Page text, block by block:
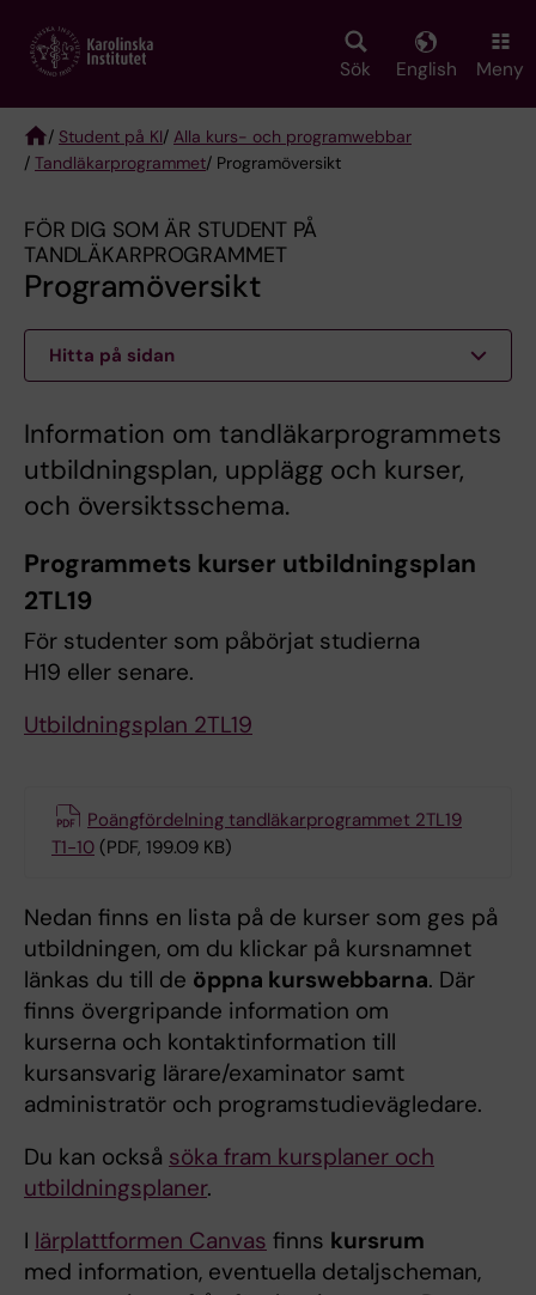
main
Sök English Meny
Breadcrumb
/ Student på KI/ Alla kurs- och programwebbar
/ Tandläkarprogrammet/ Programöversikt
FÖR DIG SOM ÄR STUDENT PÅ
TANDLÄKARPROGRAMMET
Programöversikt
Hitta på sidan
Information om tandläkarprogrammets
utbildningsplan, upplägg och kurser,
och översiktsschema.
Programmets kurser utbildningsplan
2TL19
För studenter som påbörjat studierna
H19 eller senare.
Utbildningsplan 2TL19
Poängfördelning tandläkarprogrammet 2TL19
T1-10 (PDF, 199.09 KB)
Nedan finns en lista på de kurser som ges på
utbildningen, om du klickar på kursnamnet
länkas du till de öppna kurswebbarna. Där
finns övergripande information om
kurserna och kontaktinformation till
kursansvarig lärare/examinator samt
administratör och programstudievägledare.
Du kan också söka fram kursplaner och
utbildningsplaner.
I lärplattformen Canvas finns kursrum
med information, eventuella detaljscheman,